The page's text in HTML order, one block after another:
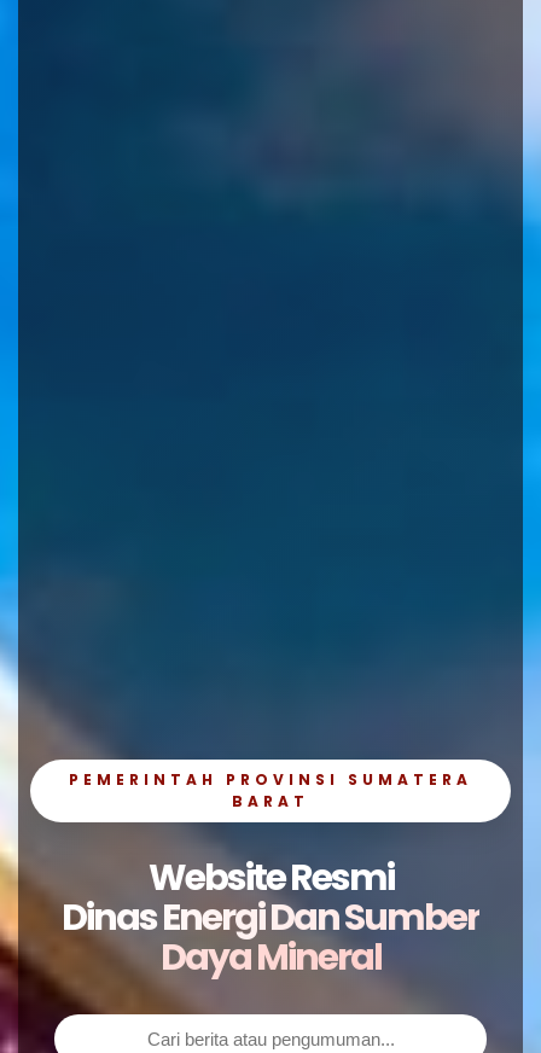
PEMERINTAH PROVINSI SUMATERA
BARAT
Website Resmi
Dinas Energi Dan Sumber
Daya Mineral